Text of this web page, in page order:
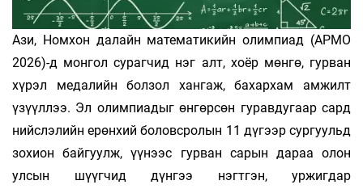
Ази, Номхон далайн математикийн олимпиад (APMO
2026)-д монгол сурагчид нэг алт, хоёр мөнгө, гурван
хүрэл медалийн болзол хангаж, бахархам амжилт
үзүүллээ. Эл олимпиадыг өнгөрсөн гуравдугаар сард
нийслэлийн ерөнхий боловсролын 11 дүгээр сургуульд
зохион байгуулж, үүнээс гурван сарын дараа олон
улсын шүүгчид дүнгээ нэгтгэн, уржигдар